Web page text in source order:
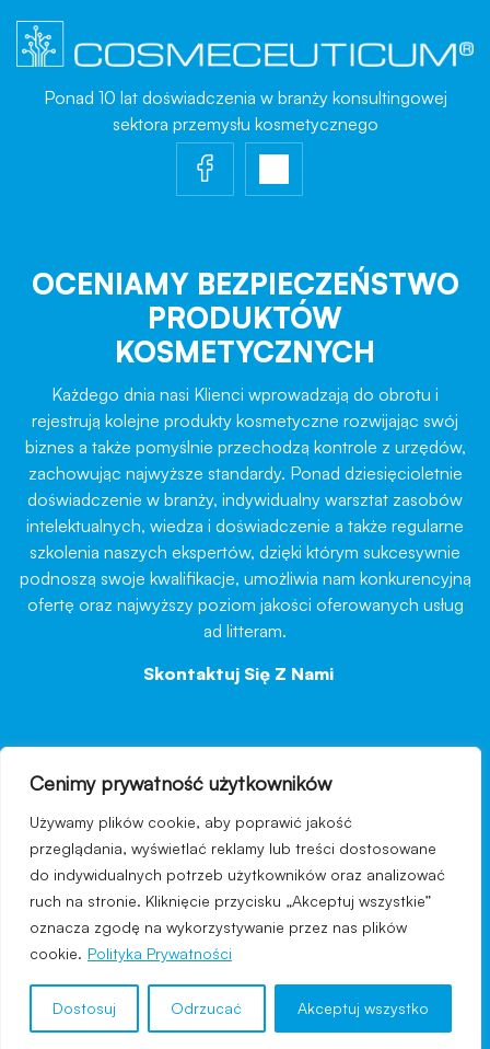
Cenimy prywatność użytkowników
Używamy plików cookie, aby poprawić jakość
przeglądania, wyświetlać reklamy lub treści dostosowane
do indywidualnych potrzeb użytkowników oraz analizować
ruch na stronie. Kliknięcie przycisku „Akceptuj wszystkie”
oznacza zgodę na wykorzystywanie przez nas plików
cookie. Polityka Prywatności
Dostosuj Odrzucać Akceptuj wszystko
Ponad 10 lat doświadczenia w branży konsultingowej
sektora przemysłu kosmetycznego
OCENIAMY BEZPIECZEŃSTWO
PRODUKTÓW
KOSMETYCZNYCH
Każdego dnia nasi Klienci wprowadzają do obrotu i
rejestrują kolejne produkty kosmetyczne rozwijając swój
biznes a także pomyślnie przechodzą kontrole z urzędów,
zachowując najwyższe standardy. Ponad dziesięcioletnie
doświadczenie w branży, indywidualny warsztat zasobów
intelektualnych, wiedza i doświadczenie a także regularne
szkolenia naszych ekspertów, dzięki którym sukcesywnie
podnoszą swoje kwalifikacje, umożliwia nam konkurencyjną
ofertę oraz najwyższy poziom jakości oferowanych usług
ad litteram.
Skontaktuj Się Z Nami
nawigacja
Regulamin strony
Polityka prywatności
Kontakt
© 2024 COSMECEUTICUM® - All Rights Reserved.